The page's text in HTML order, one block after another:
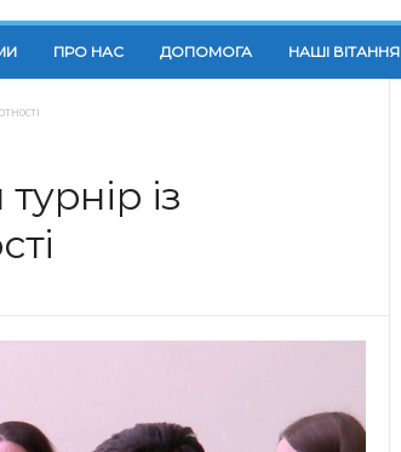
ПРО НАС ДОПОМОГА НАШІ ВІТАННЯ
із